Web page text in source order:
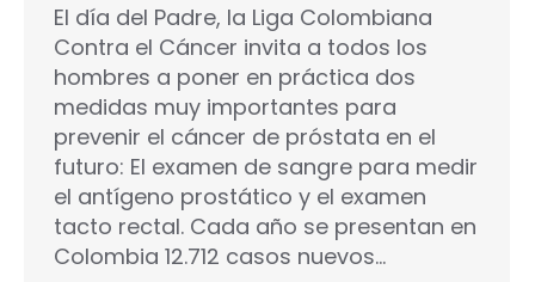
El día del Padre, la Liga Colombiana
Contra el Cáncer invita a todos los
hombres a poner en práctica dos
medidas muy importantes para
prevenir el cáncer de próstata en el
futuro: El examen de sangre para medir
el antígeno prostático y el examen
tacto rectal. Cada año se presentan en
Colombia 12.712 casos nuevos…